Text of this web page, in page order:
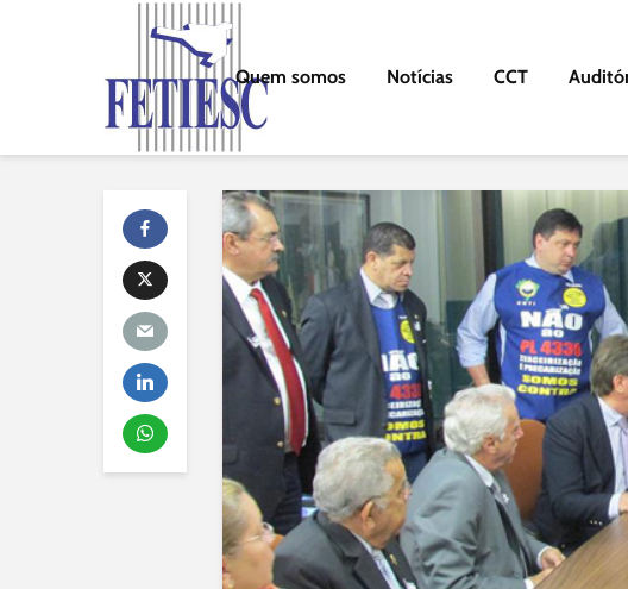
Quem somos Notícias CCT